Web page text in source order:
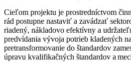
Cieľom projektu je prostredníctvom
rád postupne nastaviť a zavádzať
riadený, nákladovo efektívny a
predvídania vývoja potrieb kladených
pretransformovanie do štandardov
úpravu kvalifikačných štandardov a